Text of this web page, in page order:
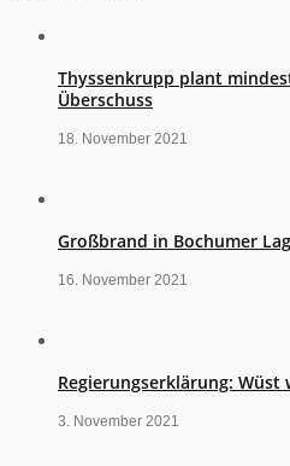
Thyssenkrupp plant
Überschuss
18. November 2021
Großbrand in Bochumer
16. November 2021
Regierungserklärung: Wüst
3. November 2021